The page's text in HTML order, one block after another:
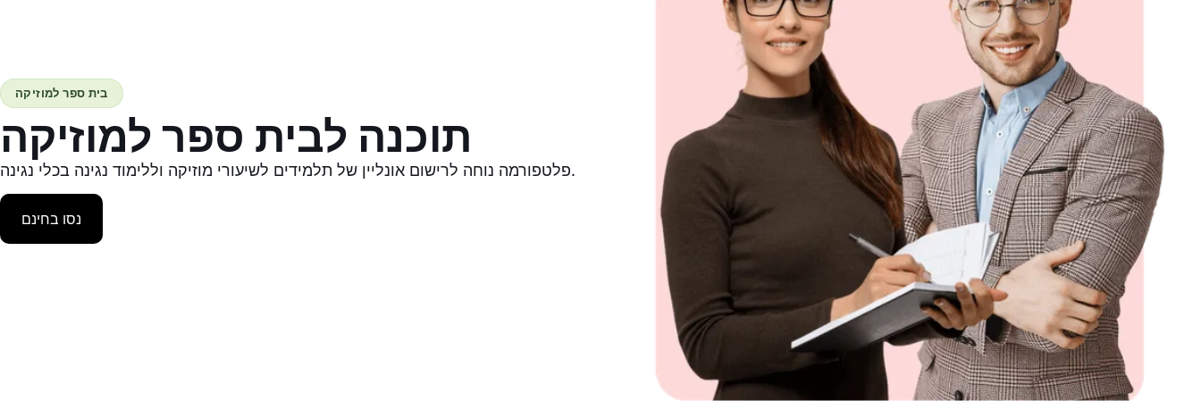
תוכנה לבית ספר למוזיקה
פלטפורמה נוחה לרישום אונליין של תלמידים לשיעורי מוזיקה וללימוד נגינה בכלי נגינה.
בית ספר למוזיקה
נסו בחינם